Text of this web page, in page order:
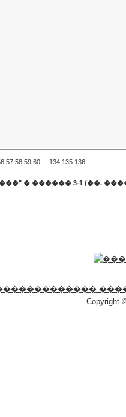
57 58 59 60 134 135 136
� ������ 3-1 (��.
Copyright